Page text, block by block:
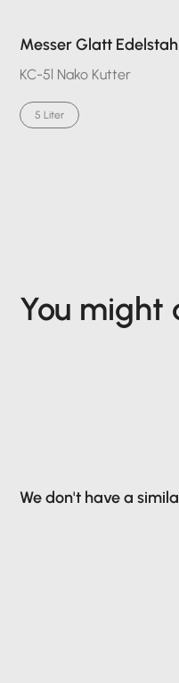
Messer Glatt
KC-5l Nako Kutter
5 Liter
You might
We don't have a